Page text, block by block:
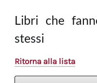
Libri che
stessi
Ritorna alla lista